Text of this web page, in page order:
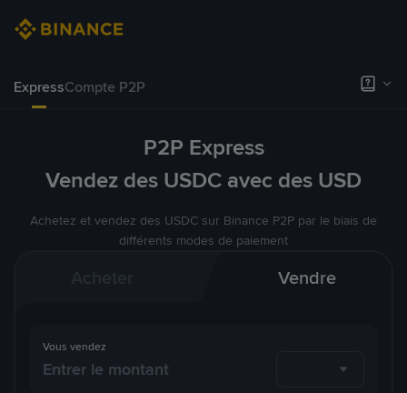
ExpressCompte P2P
P2P Express
Vendez des USDC avec des USD
Achetez et vendez des USDC sur Binance P2P par le biais de
différents modes de paiement
Vendre
Vous vendez